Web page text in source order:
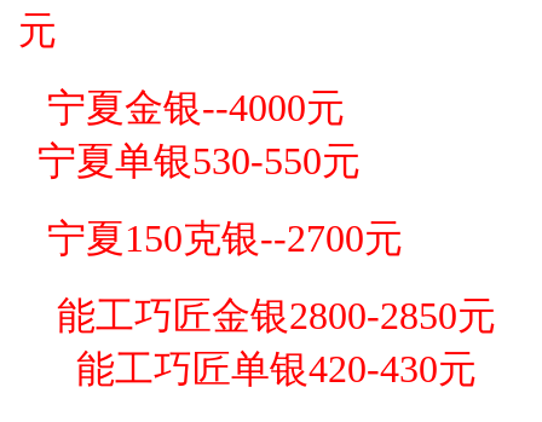
元
宁夏金银--4000元
宁夏单银530-550元
宁夏150克银--2700元
能工巧匠金银2800-2850元
能工巧匠单银420-430元